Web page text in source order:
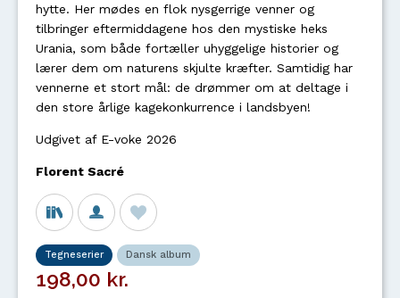
hytte. Her mødes en flok nysgerrige venner og
tilbringer eftermiddagene hos den mystiske heks
Urania, som både fortæller uhyggelige historier og
lærer dem om naturens skjulte kræfter. Samtidig har
vennerne et stort mål: de drømmer om at deltage i
den store årlige kagekonkurrence i landsbyen!
Udgivet af E-voke 2026
Florent Sacré
Tegneserier Dansk album
198,00 kr.